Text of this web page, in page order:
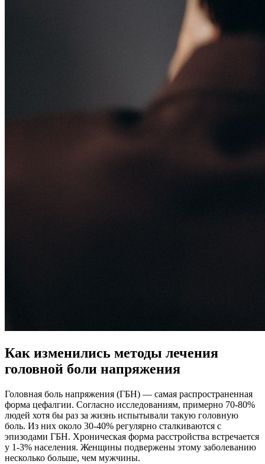
Как изменились методы лечения
головной боли напряжения
Головная боль напряжения (ГБН) — самая распространенная
форма цефалгии. Согласно исследованиям, примерно 70-80%
людей хотя бы раз за жизнь испытывали такую головную
боль. Из них около 30-40% регулярно сталкиваются с
эпизодами ГБН. Хроническая форма расстройства встречается
у 1-3% населения. Женщины подвержены этому заболеванию
несколько больше, чем мужчины.